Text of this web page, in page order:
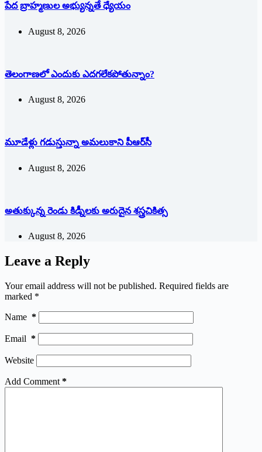
పేద బ్రాహ్మణుల అభ్యున్నతే ధ్యేయం
August 8, 2026
తెలంగాణలో ఎందుకు ఎదగలేకపోతున్నాం?
August 8, 2026
మూడేళ్లు గ‌డుస్తున్నా అమ‌లుకాని పీఆర్‌సీ
August 8, 2026
అతుక్కున్న రెండు కిడ్నీలకు అరుదైన శస్త్రచికిత్స
August 8, 2026
Leave a Reply
Your email address will not be published. Required fields are
marked *
Name *
Email *
Website
Add Comment *